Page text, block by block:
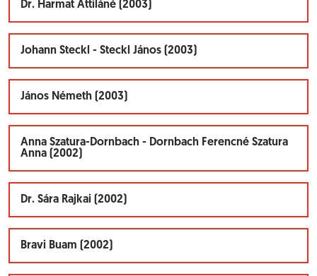
Dr. Harmat Attiláné (2003)
Johann Steckl - Steckl János (2003)
János Németh (2003)
Anna Szatura-Dornbach - Dornbach Ferencné Szatura
Anna (2002)
Dr. Sára Rajkai (2002)
Bravi Buam (2002)